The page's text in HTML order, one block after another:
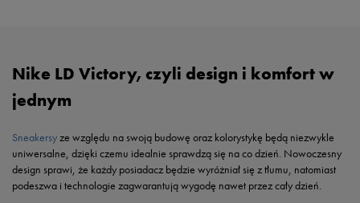
Nike LD Victory, czyli design i komfort w
jednym
Sneakersyze względu na swoją budowę oraz kolorystykę będą niezwykle
uniwersalne, dzięki czemu idealnie sprawdzą się na co dzień. Nowoczesny
design sprawi, że każdy posiadacz będzie wyróżniał się z tłumu, natomiast
podeszwa i technologie zagwarantują wygodę nawet przez cały dzień.